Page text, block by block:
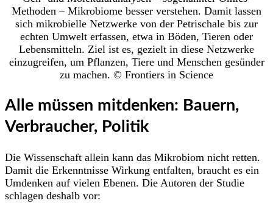
Methoden – Mikrobiome besser verstehen. Damit lassen
sich mikrobielle Netzwerke von der Petrischale bis zur
echten Umwelt erfassen, etwa in Böden, Tieren oder
Lebensmitteln. Ziel ist es, gezielt in diese Netzwerke
einzugreifen, um Pflanzen, Tiere und Menschen gesünder
zu machen. © Frontiers in Science
Alle müssen mitdenken: Bauern,
Verbraucher, Politik
Die Wissenschaft allein kann das Mikrobiom nicht retten.
Damit die Erkenntnisse Wirkung entfalten, braucht es ein
Umdenken auf vielen Ebenen. Die Autoren der Studie
schlagen deshalb vor: